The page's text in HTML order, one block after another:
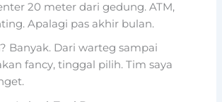
20 meter dari gedung. ATM,
Apalagi pas akhir bulan.
Banyak. Dari warteg sampai
fancy, tinggal pilih. Tim saya